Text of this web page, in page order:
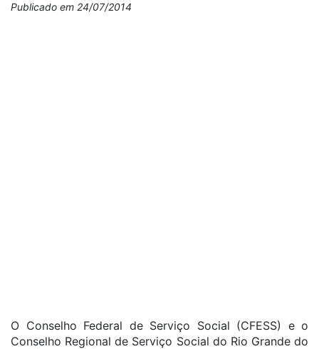
Publicado em 24/07/2014
O Conselho Federal de Serviço Social (CFESS) e o
Conselho Regional de Serviço Social do Rio Grande do